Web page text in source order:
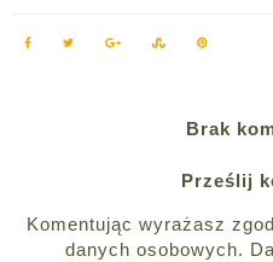
Brak
Prześlij
Komentując wyrażasz
danych osobowych.